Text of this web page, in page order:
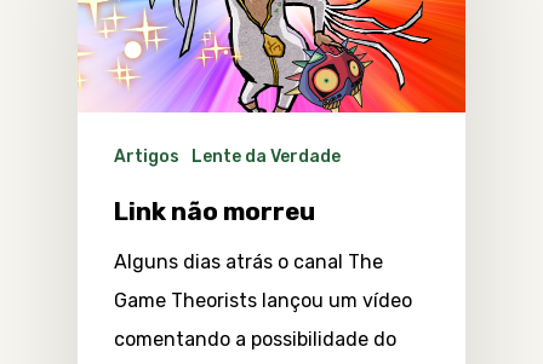
Artigos Lente da Verdade
Link não morreu
Alguns dias atrás o canal The
Game Theorists lançou um vídeo
comentando a possibilidade do